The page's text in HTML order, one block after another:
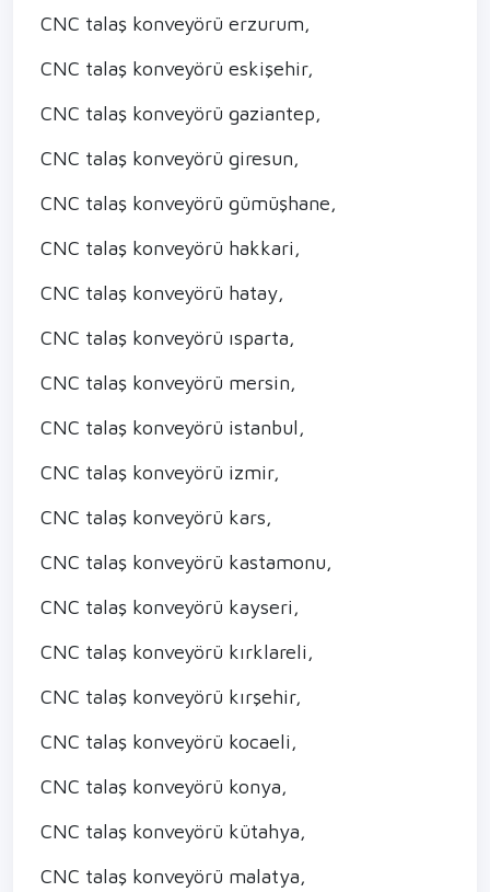
CNC talaş konveyörü erzurum,
CNC talaş konveyörü eskişehir,
CNC talaş konveyörü gaziantep,
CNC talaş konveyörü giresun,
CNC talaş konveyörü gümüşhane,
CNC talaş konveyörü hakkari,
CNC talaş konveyörü hatay,
CNC talaş konveyörü ısparta,
CNC talaş konveyörü mersin,
CNC talaş konveyörü istanbul,
CNC talaş konveyörü izmir,
CNC talaş konveyörü kars,
CNC talaş konveyörü kastamonu,
CNC talaş konveyörü kayseri,
CNC talaş konveyörü kırklareli,
CNC talaş konveyörü kırşehir,
CNC talaş konveyörü kocaeli,
CNC talaş konveyörü konya,
CNC talaş konveyörü kütahya,
CNC talaş konveyörü malatya,